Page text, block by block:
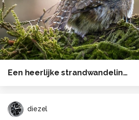
Een heerlijke strandwandeling naar het drenkelingenhuisje op Terschelling . . .
diezel